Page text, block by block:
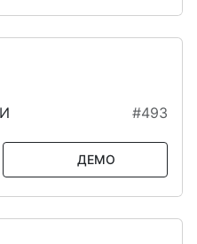
#493
ДЕМО